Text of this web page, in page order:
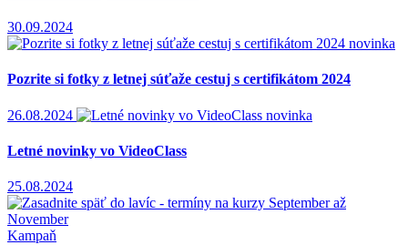
30.09.2024
novinka
Pozrite si fotky z letnej súťaže cestuj s certifikátom 2024
26.08.2024 novinka
Letné novinky vo VideoClass
25.08.2024
Kampaň